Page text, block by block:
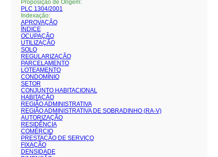
Proposição de Origem:
PLC 1304/2001
Indexação:
APROVAÇÃO
ÍNDICE
OCUPAÇÃO
UTILIZAÇÃO
SOLO
REGULARIZAÇÃO
PARCELAMENTO
LOTEAMENTO
CONDOMÍNIO
SETOR
CONJUNTO HABITACIONAL
HABITAÇÃO
REGIÃO ADMINISTRATIVA
REGIÃO ADMINISTRATIVA DE SOBRADINHO (RA-V)
AUTORIZAÇÃO
RESIDÊNCIA
COMÉRCIO
PRESTAÇÃO DE SERVIÇO
FIXAÇÃO
DENSIDADE